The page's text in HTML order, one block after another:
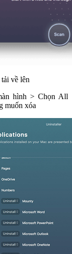
về lên
hình > Chọn All
muốn xóa